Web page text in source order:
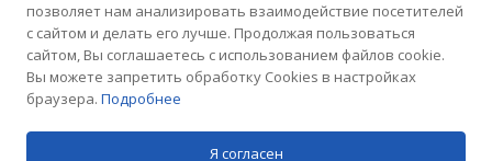
© Город
Мастеров, 2026.
Политика обработки
персональных данных
Продвижение сайта
позволяет нам анализировать взаимодействие посетителей
с сайтом и делать его лучше. Продолжая пользоваться
сайтом, Вы соглашаетесь с использованием файлов cookie.
Вы можете запретить обработку Cookies в настройках
браузера. Подробнее
Я согласен